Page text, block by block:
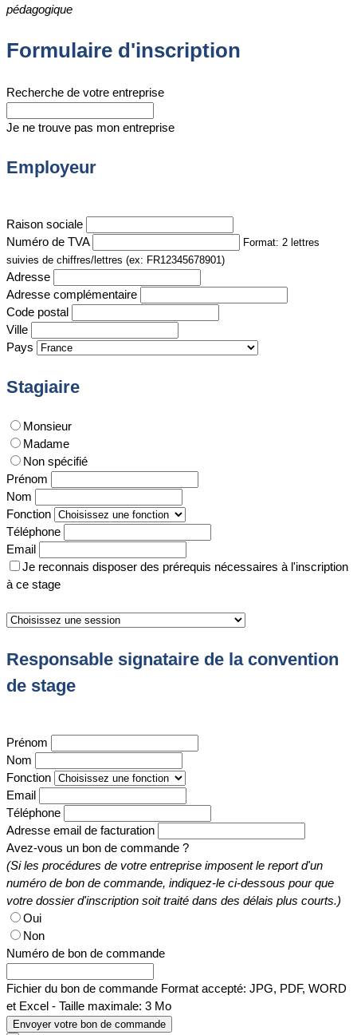
pédagogique
Formulaire d'inscription
Recherche de votre entreprise
Je ne trouve pas mon entreprise
Employeur
Raison sociale
Numéro de TVA
Format: 2 lettres
suivies de chiffres/lettres (ex: FR12345678901)
Adresse
Adresse complémentaire
Code postal
Ville
Pays
Stagiaire
Monsieur
Madame
Non spécifié
Prénom
Nom
Fonction
Téléphone
Email
Je reconnais disposer des prérequis nécessaires à l'inscription
à ce stage
Responsable signataire de la convention
de stage
Prénom
Nom
Fonction
Email
Téléphone
Adresse email de facturation
Avez-vous un bon de commande ?
(Si les procédures de votre entreprise imposent le report d'un
numéro de bon de commande, indiquez-le ci-dessous pour que
votre dossier d'inscription soit traité dans des délais plus courts.)
Oui
Non
Numéro de bon de commande
Fichier du bon de commande Format accepté: JPG, PDF, WORD
et Excel - Taille maximale: 3 Mo
Envoyer votre bon de commande